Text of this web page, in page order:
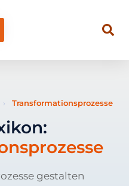
› Transformationsprozesse
gestalten